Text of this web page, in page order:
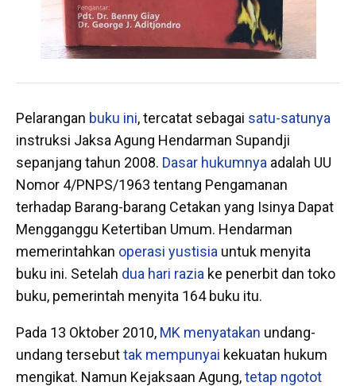
Pelarangan buku ini, tercatat sebagai satu-satunya
instruksi Jaksa Agung Hendarman Supandji
sepanjang tahun 2008. Dasar hukumnya adalah UU
Nomor 4/PNPS/1963 tentang Pengamanan
terhadap Barang-barang Cetakan yang Isinya Dapat
Mengganggu Ketertiban Umum. Hendarman
memerintahkan operasi yustisia untuk menyita
buku ini. Setelah dua hari razia ke penerbit dan toko
buku, pemerintah menyita 164 buku itu.
Pada 13 Oktober 2010, MK menyatakan undang-
undang tersebuttak mempunyai kekuatan hukum
mengikat. Namun Kejaksaan Agung,tetap ngotot